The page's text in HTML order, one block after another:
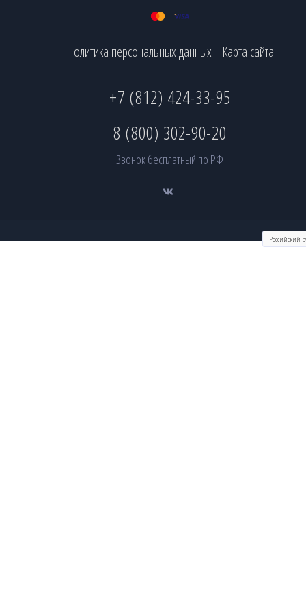
Политика персональных данных | Карта сайта
+7 (812) 424-33-95
8 (800) 302-90-20
Звонок бесплатный по РФ